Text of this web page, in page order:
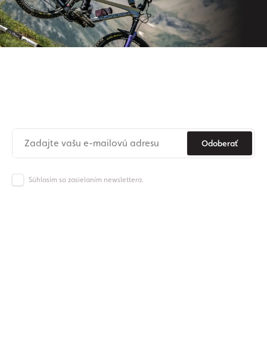
Odoberať
Súhlasím so zasielaním newslettera.